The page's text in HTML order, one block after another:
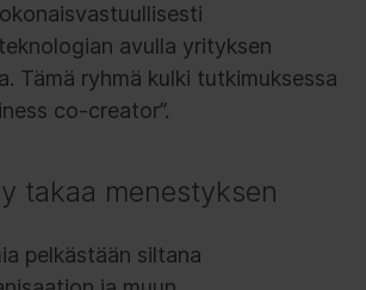
avulla yrityksen
Tämä ryhmä kulki tutkimuksessa
co-creator”.
takaa menestyksen
pelkästään siltana